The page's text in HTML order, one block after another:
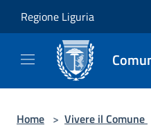
Regione Liguria
Home > Vivere il Comune